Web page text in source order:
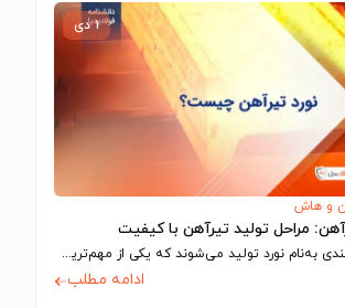
۱ دی
و هاش
مراحل تولید تیرآهن با کیفیت
تیرآهن‌ها در فرآیندی به‌نام نورد تولید می‌شوند که یکی از مهم‌ترین مراحل آن، شکل‌دهی…
ادامه مطلب